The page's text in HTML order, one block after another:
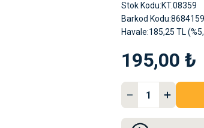
Stok Kodu KT.08359
Barkod Kodu
Havale 185,25 TL
195,00 ₺